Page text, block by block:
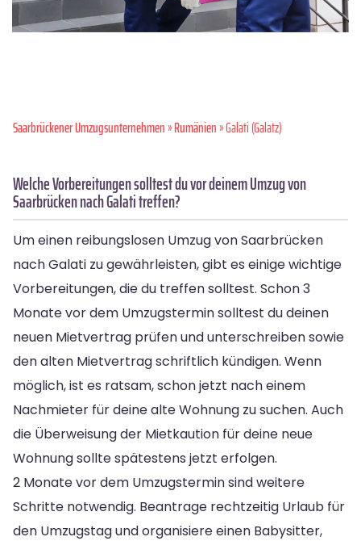
Saarbrückener Umzugsunternehmen»Rumänien» Galati (Galatz)
Welche Vorbereitungen solltest du vor deinem Umzug von
Saarbrücken nach Galati treffen?
Um einen reibungslosen Umzug von Saarbrücken
nach Galati zu gewährleisten, gibt es einige wichtige
Vorbereitungen, die du treffen solltest. Schon 3
Monate vor dem Umzugstermin solltest du deinen
neuen Mietvertrag prüfen und unterschreiben sowie
den alten Mietvertrag schriftlich kündigen. Wenn
möglich, ist es ratsam, schon jetzt nach einem
Nachmieter für deine alte Wohnung zu suchen. Auch
die Überweisung der Mietkaution für deine neue
Wohnung sollte spätestens jetzt erfolgen.
2 Monate vor dem Umzugstermin sind weitere
Schritte notwendig. Beantrage rechtzeitig Urlaub für
den Umzugstag und organisiere einen Babysitter,